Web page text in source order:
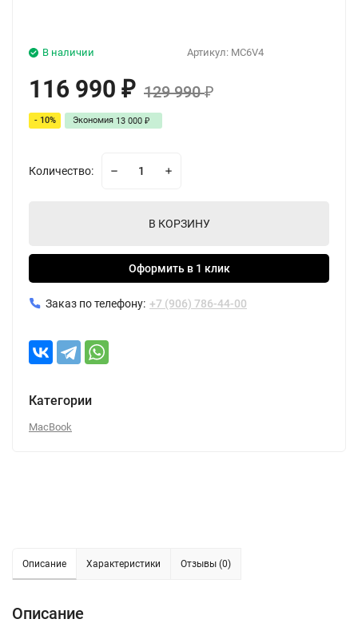
Артикул: MC6V4
В наличии
116 990 ₽ 129 990₽
- 10% Экономия 13 000 ₽
Количество:
В КОРЗИНУ
Оформить в 1 клик
Заказ по телефону: +7 (906) 786-44-00
Категории
MacBook
Описание Характеристики Отзывы (0)
Описание